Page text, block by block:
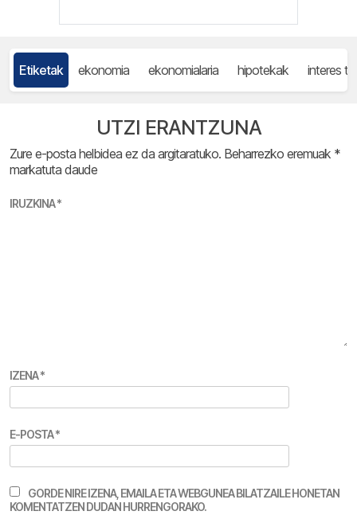
Etiketak ekonomia ekonomialaria hipotekak interes
UTZI ERANTZUNA
Zure e-posta helbidea ez da argitaratuko. Beharrezko eremuak *
markatuta daude
IRUZKINA*
IZENA*
E-POSTA*
GORDE NIRE IZENA, EMAILA ETA WEBGUNEA BILATZAILE HONETAN
KOMENTATZEN DUDAN HURRENGORAKO.